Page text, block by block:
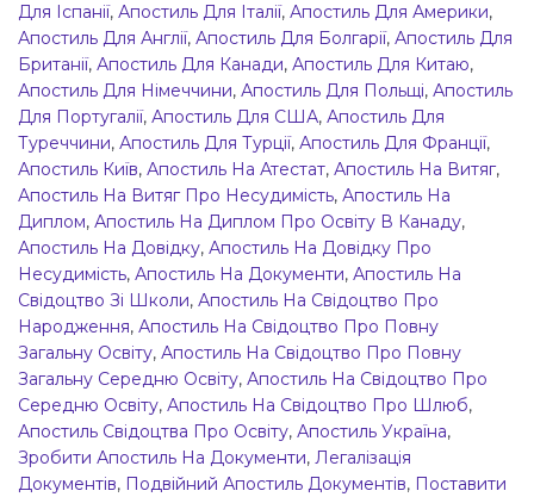
Для Іспанії, Апостиль Для Італії, Апостиль Для Америки,
Апостиль Для Англії, Апостиль Для Болгарії, Апостиль Для
Британії, Апостиль Для Канади, Апостиль Для Китаю,
Апостиль Для Німеччини, Апостиль Для Польщі, Апостиль
Для Португалії, Апостиль Для США, Апостиль Для
Туреччини, Апостиль Для Турції, Апостиль Для Франції,
Апостиль Київ, Апостиль На Атестат, Апостиль На Витяг,
Апостиль На Витяг Про Несудимість, Апостиль На
Диплом, Апостиль На Диплом Про Освіту В Канаду,
Апостиль На Довідку, Апостиль На Довідку Про
Несудимість, Апостиль На Документи, Апостиль На
Свідоцтво Зі Школи, Апостиль На Свідоцтво Про
Народження, Апостиль На Свідоцтво Про Повну
Загальну Освіту, Апостиль На Свідоцтво Про Повну
Загальну Середню Освіту, Апостиль На Свідоцтво Про
Середню Освіту, Апостиль На Свідоцтво Про Шлюб,
Апостиль Свідоцтва Про Освіту, Апостиль Україна,
Зробити Апостиль На Документи, Легалізація
Документів, Подвійний Апостиль Документів, Поставити